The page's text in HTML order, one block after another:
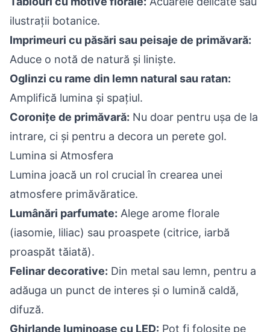
ilustrații botanice.
Imprimeuri cu păsări sau peisaje de primăvară:
Aduce o notă de natură și liniște.
Oglinzi cu rame din lemn natural sau ratan:
Amplifică lumina și spațiul.
Coronițe de primăvară: Nu doar pentru ușa de la
intrare, ci și pentru a decora un perete gol.
Lumina si Atmosfera
Lumina joacă un rol crucial în crearea unei
atmosfere primăvăratice.
Lumânări parfumate: Alege arome florale
(iasomie, liliac) sau proaspete (citrice, iarbă
proaspăt tăiată).
Felinar decorative: Din metal sau lemn, pentru a
adăuga un punct de interes și o lumină caldă,
difuză.
Ghirlande luminoase cu LED: Pot fi folosite pe